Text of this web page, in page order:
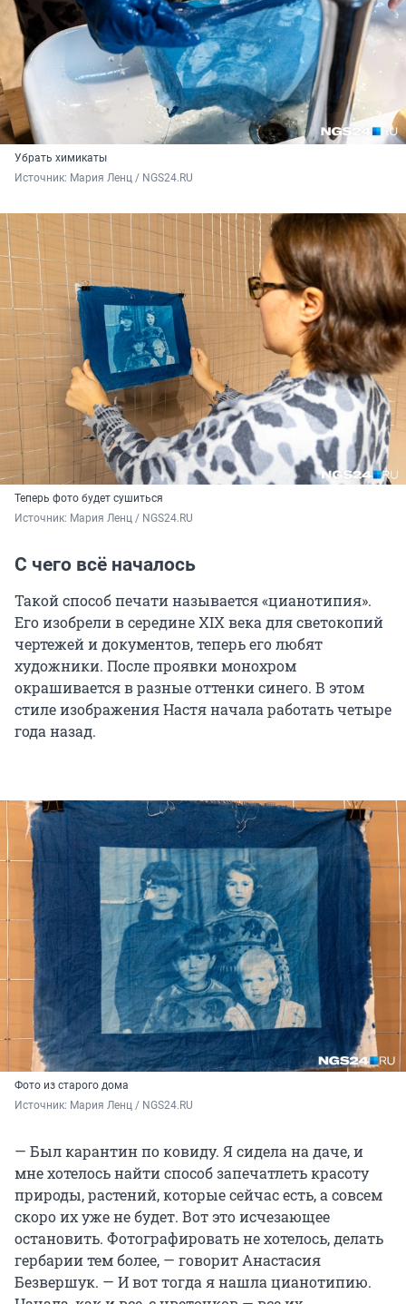
Убрать химикаты
Источник: Мария Ленц / NGS24.RU
Теперь фото будет сушиться
Источник: Мария Ленц / NGS24.RU
С чего всё началось
Такой способ печати называется «цианотипия».
Его изобрели в середине XIX века для светокопий
чертежей и документов, теперь его любят
художники. После проявки монохром
окрашивается в разные оттенки синего. В этом
стиле изображения Настя начала работать четыре
года назад.
Фото из старого дома
Источник: Мария Ленц / NGS24.RU
— Был карантин по ковиду. Я сидела на даче, и
мне хотелось найти способ запечатлеть красоту
природы, растений, которые сейчас есть, а совсем
скоро их уже не будет. Вот это исчезающее
остановить. Фотографировать не хотелось, делать
гербарии тем более, — говорит Анастасия
Безвершук. — И вот тогда я нашла цианотипию.